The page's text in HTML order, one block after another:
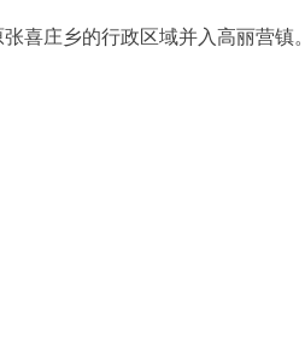
庄乡的行政区域并入高丽营镇。